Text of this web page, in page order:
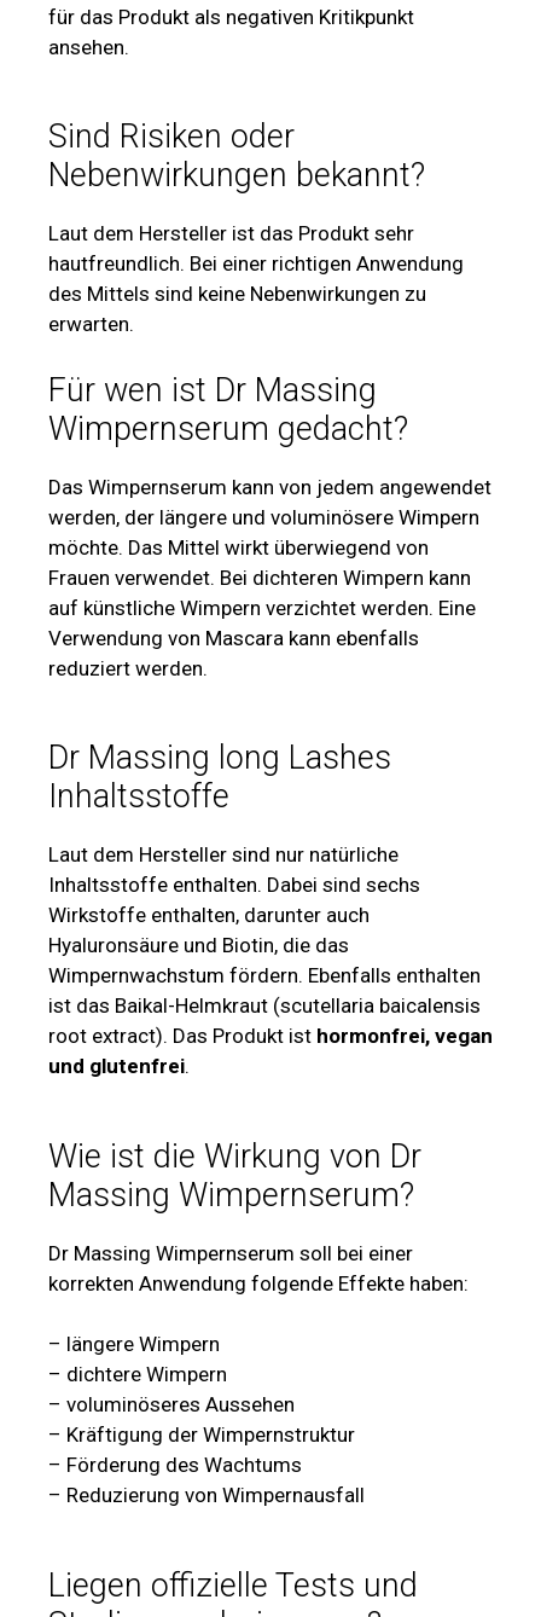
für das Produkt als negativen Kritikpunkt
ansehen.
Sind Risiken oder
Nebenwirkungen bekannt?
Laut dem Hersteller ist das Produkt sehr
hautfreundlich. Bei einer richtigen Anwendung
des Mittels sind keine Nebenwirkungen zu
erwarten.
Für wen ist Dr Massing
Wimpernserum gedacht?
Das Wimpernserum kann von jedem angewendet
werden, der längere und voluminösere Wimpern
möchte. Das Mittel wirkt überwiegend von
Frauen verwendet. Bei dichteren Wimpern kann
auf künstliche Wimpern verzichtet werden. Eine
Verwendung von Mascara kann ebenfalls
reduziert werden.
Dr Massing long Lashes
Inhaltsstoffe
Laut dem Hersteller sind nur natürliche
Inhaltsstoffe enthalten. Dabei sind sechs
Wirkstoffe enthalten, darunter auch
Hyaluronsäure und Biotin, die das
Wimpernwachstum fördern. Ebenfalls enthalten
ist das Baikal-Helmkraut (scutellaria baicalensis
root extract). Das Produkt ist hormonfrei, vegan
und glutenfrei.
Wie ist die Wirkung von Dr
Massing Wimpernserum?
Dr Massing Wimpernserum soll bei einer
korrekten Anwendung folgende Effekte haben:
– längere Wimpern
– dichtere Wimpern
– voluminöseres Aussehen
– Kräftigung der Wimpernstruktur
– Förderung des Wachtums
– Reduzierung von Wimpernausfall
Liegen offizielle Tests und